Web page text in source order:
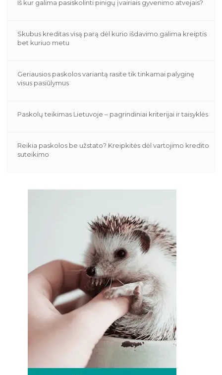
Iš kur galima pasiskolinti pinigų įvairiais gyvenimo atvejais?
Skubus kreditas visą parą dėl kurio išdavimo galima kreiptis
bet kuriuo metu
Geriausios paskolos variantą rasite tik tinkamai palyginę
visus pasiūlymus
Paskolų teikimas Lietuvoje – pagrindiniai kriterijai ir taisyklės
Reikia paskolos be užstato? Kreipkitės dėl vartojimo kredito
suteikimo